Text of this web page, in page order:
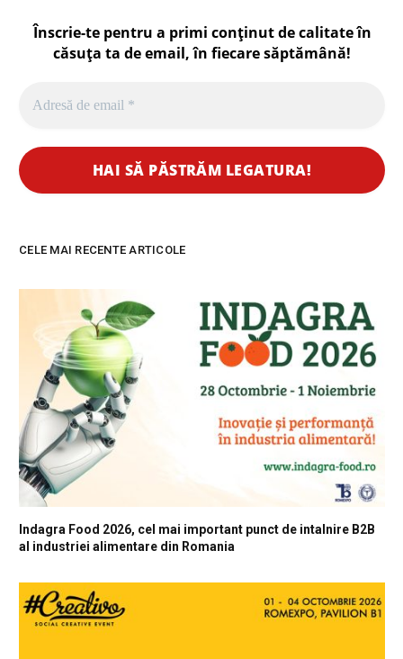
Înscrie-te pentru a primi conținut de calitate în
căsuța ta de email, în fiecaresăptămână!
CELE MAI RECENTE ARTICOLE
Indagra Food 2026, cel mai important punct de intalnire B2B
al industriei alimentare din Romania